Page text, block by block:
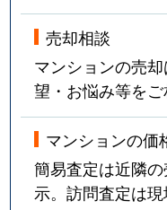
売却相談
マンションの売
望・お悩み等をご
マンションの価
簡易査定は近隣
示。訪問査定は